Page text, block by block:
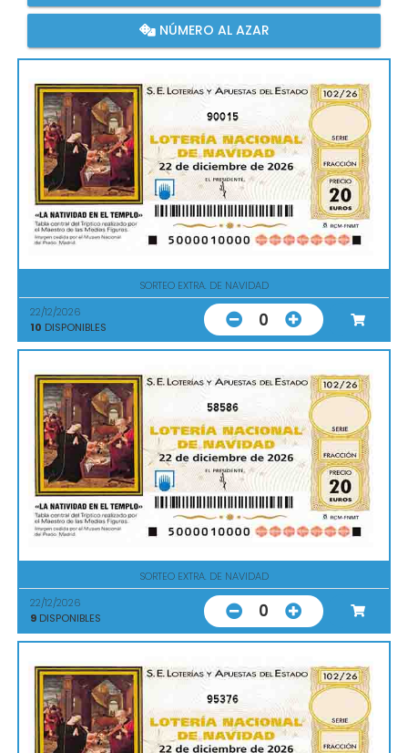
NÚMERO AL AZAR
90015
SORTEO EXTRA. DE NAVIDAD
22/12/2026
10 DISPONIBLES 0
58586
SORTEO EXTRA. DE NAVIDAD
22/12/2026
9 DISPONIBLES 0
95376